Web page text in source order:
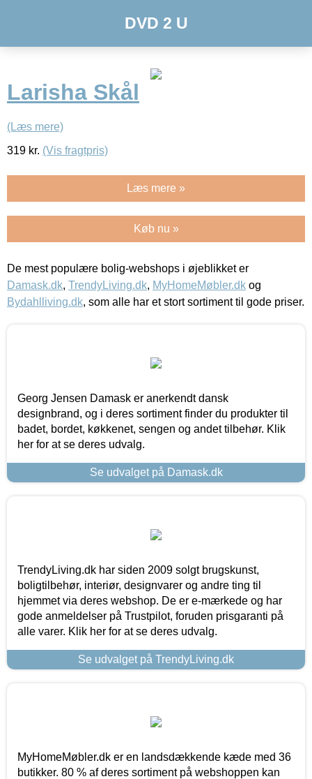
DVD 2 U
Larisha Skål
(Læs mere)
319 kr. (Vis fragtpris)
Læs mere »
Køb nu »
De mest populære bolig-webshops i øjeblikket er
Damask.dk, TrendyLiving.dk, MyHomeMøbler.dk og
Bydahlliving.dk, som alle har et stort sortiment til gode priser.
Georg Jensen Damask er anerkendt dansk
designbrand, og i deres sortiment finder du produkter til
badet, bordet, køkkenet, sengen og andet tilbehør. Klik
her for at se deres udvalg.
Se udvalget på Damask.dk
TrendyLiving.dk har siden 2009 solgt brugskunst,
boligtilbehør, interiør, designvarer og andre ting til
hjemmet via deres webshop. De er e-mærkede og har
gode anmeldelser på Trustpilot, foruden prisgaranti på
alle varer. Klik her for at se deres udvalg.
Se udvalget på TrendyLiving.dk
MyHomeMøbler.dk er en landsdækkende kæde med 36
butikker. 80 % af deres sortiment på webshoppen kan